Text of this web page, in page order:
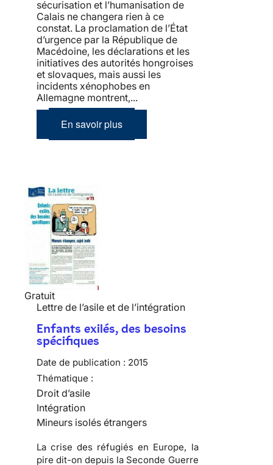
sécurisation et l’humanisation de
Calais ne changera rien à ce
constat. La proclamation de l’État
d’urgence par la République de
Macédoine, les déclarations et les
initiatives des autorités hongroises
et slovaques, mais aussi les
incidents xénophobes en
Allemagne montrent,...
En savoir plus
Gratuit
Lettre de l’asile et de l’intégration
Enfants exilés, des besoins
spécifiques
Date de publication : 2015
Thématique :
Droit d’asile
Intégration
Mineurs isolés étrangers
La crise des réfugiés en Europe, la
pire dit-on depuis la Seconde Guerre